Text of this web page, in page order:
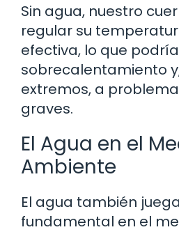
Sin agua, nuestro
regular su
efectiva, lo que
sobrecalentamiento
extremos, a
graves.
El Agua en el
Ambiente
El agua también
fundamental en el